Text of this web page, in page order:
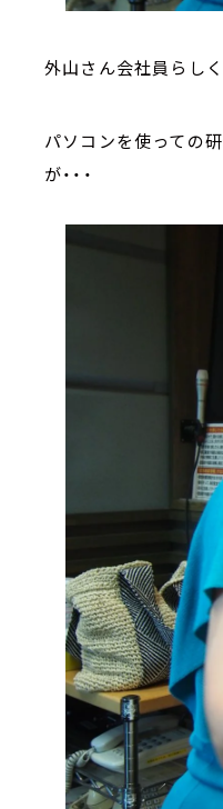
外山さん会社員らしく
パソコンを使っての
が・・・